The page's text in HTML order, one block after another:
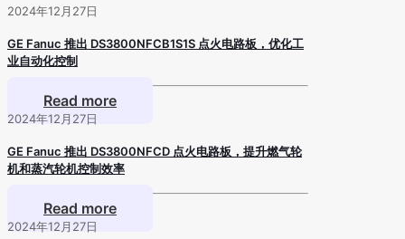
2024年12月27日
GE Fanuc 推出 DS3800NFCB1S1S 点火电路板，优化工
业自动化控制
Read more
2024年12月27日
GE Fanuc 推出 DS3800NFCD 点火电路板，提升燃气轮
机和蒸汽轮机控制效率
Read more
2024年12月27日